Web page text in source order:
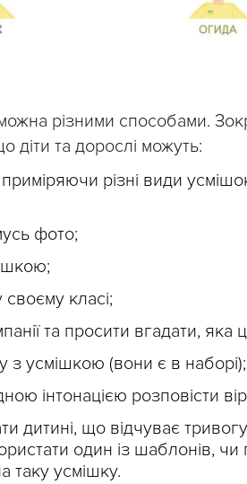
різними способами.
діти та дорослі можуть:
різні види
фото;
класі;
та просити вгадати, яка
з усмішкою (вони є в наборі);
інтонацією розповісти
дитині, що відчуває
один із шаблонів, чи
таку усмішку.